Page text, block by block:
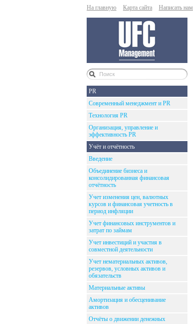
На главную Карта сайта Написать нам
PR
Современный менеджмент и PR
Технология PR
Организация, управление и
эффективность PR
Учёт и отчётность
Введение
Объединение бизнеса и
консолидированная финансовая
отчётность
Учет изменения цен, валютных
курсов и финансовая учетность в
период инфляции
Учет финансовых инструментов и
затрат по займам
Учет инвестиций и участия в
совместной деятельности
Учет нематериальных активов,
резервов, условных активов и
обязательств
Материальные активы
Амортизация и обесценивание
активов
Отчёты о движении денежных